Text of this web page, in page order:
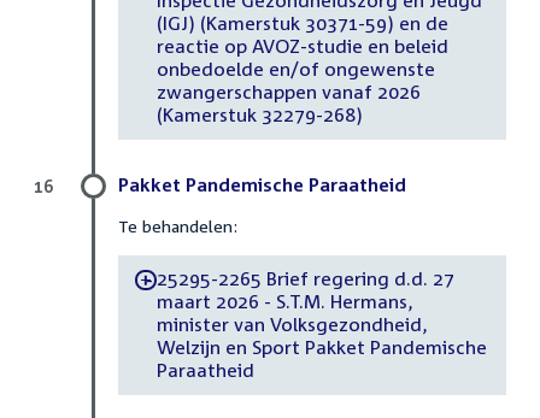
(IGJ) (Kamerstuk 30371-59) en de
reactie op AVOZ-studie en beleid
onbedoelde en/of ongewenste
zwangerschappen vanaf 2026
(Kamerstuk 32279-268)
Pakket Pandemische Paraatheid
Te behandelen:
-25295-2265 Brief regering d.d. 27
maart 2026 - S.T.M. Hermans,
minister van Volksgezondheid,
Welzijn en Sport Pakket Pandemische
Paraatheid
16